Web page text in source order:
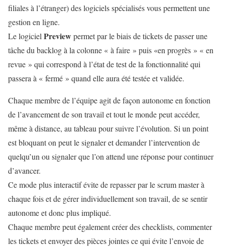
filiales à l’étranger) des logiciels spécialisés vous permettent une
gestion en ligne.
Le logiciel Previewpermet par le biais de tickets de passer une
tâche du backlog à la colonne « à faire » puis «en progrès » « en
revue » qui correspond à l’état de test de la fonctionnalité qui
passera à « fermé » quand elle aura été testée et validée.
Chaque membre de l’équipe agit de façon autonome en fonction
de l’avancement de son travail et tout le monde peut accéder,
même à distance, au tableau pour suivre l’évolution. Si un point
est bloquant on peut le signaler et demander l’intervention de
quelqu’un ou signaler que l’on attend une réponse pour continuer
d’avancer.
Ce mode plus interactif évite de repasser par le scrum master à
chaque fois et de gérer individuellement son travail, de se sentir
autonome et donc plus impliqué.
Chaque membre peut également créer des checklists, commenter
les tickets et envoyer des pièces jointes ce qui évite l’envoie de